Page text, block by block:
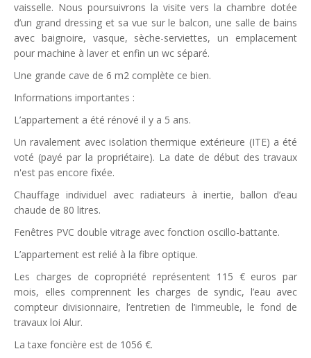
vaisselle. Nous poursuivrons la visite vers la chambre dotée
d’un grand dressing et sa vue sur le balcon, une salle de bains
avec baignoire, vasque, sèche-serviettes, un emplacement
pour machine à laver et enfin un wc séparé.
Une grande cave de 6 m2 complète ce bien.
Informations importantes :
L’appartement a été rénové il y a 5 ans.
Un ravalement avec isolation thermique extérieure (ITE) a été
voté (payé par la propriétaire). La date de début des travaux
n'est pas encore fixée.
Chauffage individuel avec radiateurs à inertie, ballon d’eau
chaude de 80 litres.
Fenêtres PVC double vitrage avec fonction oscillo-battante.
L’appartement est relié à la fibre optique.
Les charges de copropriété représentent 115 € euros par
mois, elles comprennent les charges de syndic, l’eau avec
compteur divisionnaire, l’entretien de l’immeuble, le fond de
travaux loi Alur.
La taxe foncière est de 1056 €.